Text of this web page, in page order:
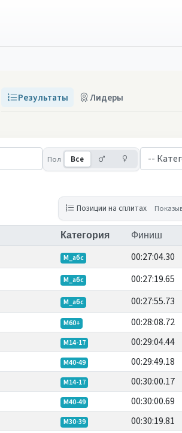
Результаты Лидеры
Пол Все МужчиныЖенщины
Позиции на сплитах
Категория Финиш
М_абс 00:27:04.30
М_абс 00:27:19.65
М_абс 00:27:55.73
M60+ 00:28:08.72
M14-17 00:29:04.44
M40-49 00:29:49.18
M14-17 00:30:00.17
M40-49 00:30:00.69
M30-39 00:30:19.81